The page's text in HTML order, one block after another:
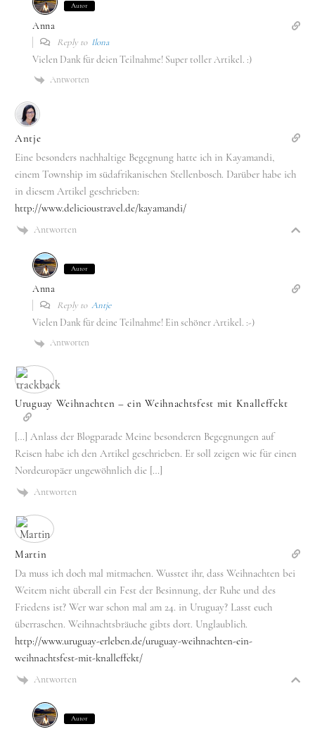
Autor
Anna
Reply to Ilona
Vielen Dank für deien Teilnahme! Super toller Artikel. :)
Antworten
Antje
Eine besonders nachhaltige Begegnung hatte ich in Kayamandi,
einem Township im südafrikanischen Stellenbosch. Darüber habe ich
in diesem Artikel geschrieben:
http://www.delicioustravel.de/kayamandi/
Antworten
Autor
Anna
Reply to Antje
Vielen Dank für deine Teilnahme! Ein schöner Artikel. :-)
Antworten
Uruguay Weihnachten – ein Weihnachtsfest mit Knalleffekt
[…] Anlass der Blogparade Meine besonderen Begegnungen auf
Reisen habe ich den Artikel geschrieben. Er soll zeigen wie für einen
Nordeuropäer ungewöhnlich die […]
Antworten
Martin
Da muss ich doch mal mitmachen. Wusstet ihr, dass Weihnachten bei
Weitem nicht überall ein Fest der Besinnung, der Ruhe und des
Friedens ist? Wer war schon mal am 24. in Uruguay? Lasst euch
überraschen. Weihnachtsbräuche gibts dort. Unglaublich.
http://www.uruguay-erleben.de/uruguay-weihnachten-ein-
weihnachtsfest-mit-knalleffekt/
Antworten
Autor